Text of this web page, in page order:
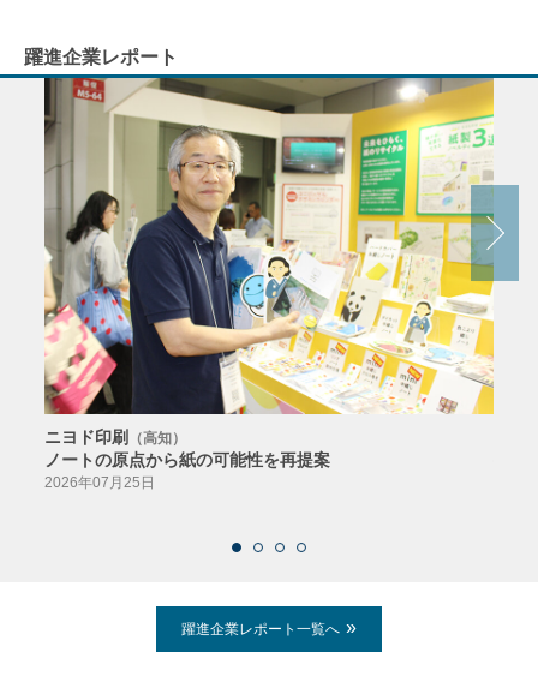
躍進企業レポート
ニヨド印刷 （高知）
ノートの原点から紙の可能性を再提案
2026年07月25日
躍進企業レポート一覧へ